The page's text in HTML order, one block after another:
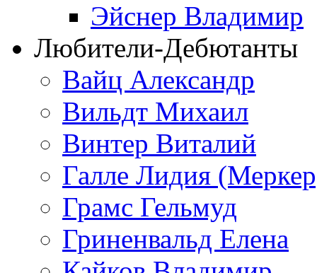
Эйснер Владимир
Любители-Дебютанты
Вайц Александр
Вильдт Михаил
Винтер Виталий
Галле Лидия
Грамс Гельмуд
Гриненвальд Елена